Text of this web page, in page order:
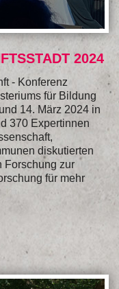
2024
- Konferenz
für Bildung
14. März 2024 in
370 Expertinnen
diskutierten
Forschung zur
für mehr